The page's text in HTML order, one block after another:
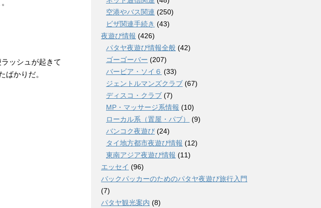
ッシュが起きて
ばかりだ。
空港やバス関連 (250)
ビザ関連手続き (43)
夜遊び情報 (426)
パタヤ夜遊び情報全般 (42)
ゴーゴーバー (207)
バービア・ソイ６ (33)
ジェントルマンズクラブ (67)
ディスコ・クラブ (7)
MP・マッサージ系情報 (10)
ローカル系（置屋・パブ）
(9)
バンコク夜遊び (24)
タイ地方都市夜遊び情報 (12)
東南アジア夜遊び情報 (11)
エッセイ (96)
バックパッカーのためのパタヤ夜遊び旅行入門
(7)
パタヤ観光案内 (8)